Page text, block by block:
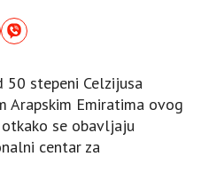
50 stepeni Celzijusa
Arapskim Emiratima ovog
se obavljaju
centar za